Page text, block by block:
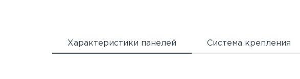
Характеристики панелей Система крепления